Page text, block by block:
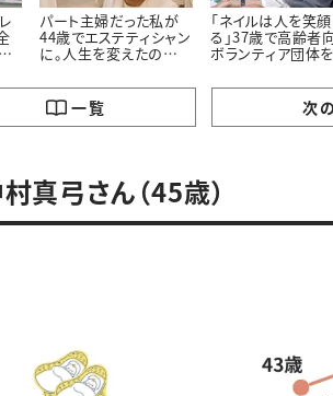
パート主婦だった私が
44歳でエステティシャン
に。人生を変えたの
3万円”だった
「ネイルは人を笑
る」37歳で高齢者
ボランティア団体
好転物語”
一覧 次
真弓さん（45歳）